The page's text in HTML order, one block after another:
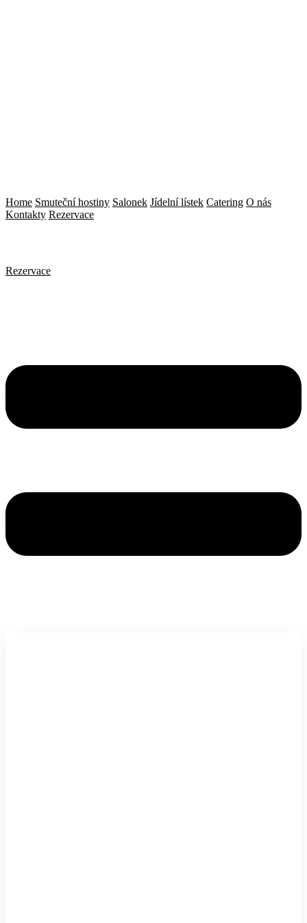
Home Smuteční hostiny Salonek Jídelní lístek Catering O nás
Kontakty Rezervace
Rezervace